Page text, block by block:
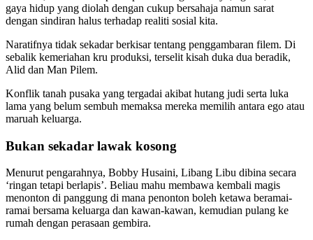
gaya hidup yang diolah dengan cukup bersahaja namun sarat
dengan sindiran halus terhadap realiti sosial kita.
Naratifnya tidak sekadar berkisar tentang penggambaran filem. Di
sebalik kemeriahan kru produksi, terselit kisah duka dua beradik,
Alid dan Man Pilem.
Konflik tanah pusaka yang tergadai akibat hutang judi serta luka
lama yang belum sembuh memaksa mereka memilih antara ego atau
maruah keluarga.
Bukan sekadar lawak kosong
Menurut pengarahnya, Bobby Husaini, Libang Libu dibina secara
‘ringan tetapi berlapis’. Beliau mahu membawa kembali magis
menonton di panggung di mana penonton boleh ketawa beramai-
ramai bersama keluarga dan kawan-kawan, kemudian pulang ke
rumah dengan perasaan gembira.